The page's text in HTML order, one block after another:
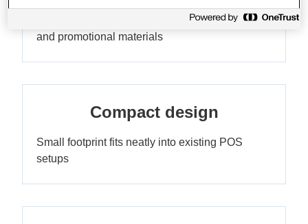
On-demand colour printing for coupons, labels
and promotional materials
Compact design
Small footprint fits neatly into existing POS
setups